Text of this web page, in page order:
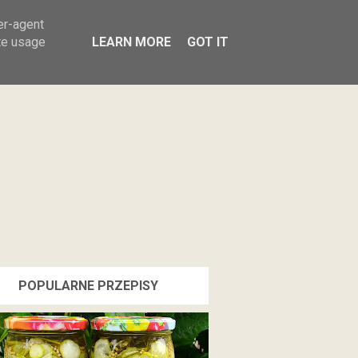
POPULARNE PRZEPISY
agent
usage
LEARN MORE GOT IT